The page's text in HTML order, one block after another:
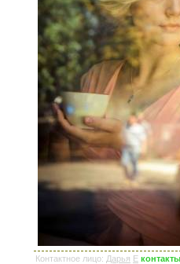
Контактное лицо: Дарья E